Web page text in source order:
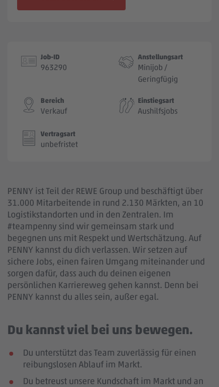
Job-ID
963290
Anstellungsart
Minijob /
Geringfügig
Bereich
Verkauf
Einstiegsart
Aushilfsjobs
Vertragsart
unbefristet
PENNY ist Teil der REWE Group und beschäftigt über
31.000 Mitarbeitende in rund 2.130 Märkten, an 10
Logistikstandorten und in den Zentralen. Im
#teampenny sind wir gemeinsam stark und
begegnen uns mit Respekt und Wertschätzung. Auf
PENNY kannst du dich verlassen. Wir setzen auf
sichere Jobs, einen fairen Umgang miteinander und
sorgen dafür, dass auch du deinen eigenen
persönlichen Karriereweg gehen kannst. Denn bei
PENNY kannst du alles sein, außer egal.
Du kannst viel bei uns bewegen.
Du unterstützt das Team zuverlässig für einen
reibungslosen Ablauf im Markt.
Du betreust unsere Kundschaft im Markt und an